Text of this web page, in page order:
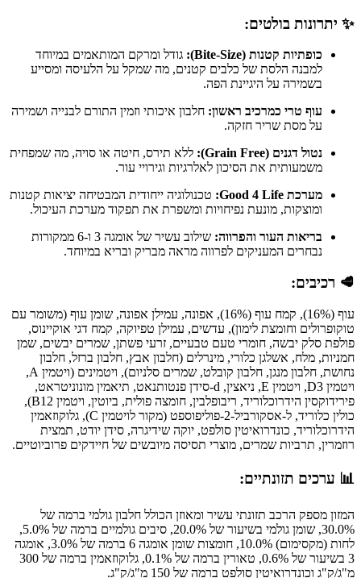
✨ יתרונות בולטים:
כופתיות קטנות (Bite-Size):
גודל ומרקם המותאמים במיוחד
למבנה הלסת של כלבים קטנים, מה שמקל על הלעיסה ומסייע
בשמירה על היגיינת הפה.
עוף טרי כמרכיב ראשון: חלבון איכותי וזמין התורם לבנייה ושמירה
על מסת שריר חזקה.
נטול דגנים (Grain Free):
ללא תירס, חיטה או סויה, מה שמפחית
משמעותית את הסיכון לאלרגיות וגירויי עור.
מערכת Good 4 Life:
טכנולוגיה ייחודית המבטיחה יציאות קטנות
ומוצקות, מונעת נפיחויות ומשפרת את תפקוד מערכת העיכול.
בריאות העור והפרווה:
שילוב עשיר של אומגה 3 ו-6 ממקורות
נבחרים המעניקים לפרווה מראה מבריק ובריא במיוחד.
🥩 רכיבים:
עוף (16%), קמח עוף (16%), אפונה, עמילן אפונה, שומן עוף (משומר עם
טוקופרולים וחומצת לימון), עדשים, עמילן טפיוקה, קמח דגי אוקיינוס,
פולפת סלק יבשה, חומרי טעם טבעיים, זרעי פשתן, שמרים יבשים, שמן
חמניות, מלח, אשלגן כלורי, מינרלים (חלבון אבץ, חלבון ברזל, חלבון
נחושת, חלבון מנגן, חלבון קובלט, שמרים סלניום), ויטמינים (ויטמין A,
ויטמין D3, ויטמין E, ניאצין, d-סידן פנטותנאט, תיאמין מונוניטראט,
פירידוקסין הידרוכלוריד, ריבופלבין, חומצה פולית, ביוטין, ויטמין B12),
כולין כלוריד, ל-אסקורביל-2-פוליפוספט (מקור לויטמין C), גלוקוזאמין
הידרוכלוריד, כונדרואיטין סולפט, יוקה שידיגרה, סידן יודט, תמצית
רוזמרין, תרביות שמרים, מוצרי תסיסה מיובשים של חיידקים פרוביוטיים.
📊 ערכים תזונתיים:
המזון מספק הרכב תזונתי עשיר ומאוזן הכולל חלבון גולמי ברמה של
30.0%, שומן גולמי בשיעור של 20.0%, סיבים גולמיים ברמה של 5.0%,
לחות (מקסימום) 10.0%, חומצות שומן אומגה 6 ברמה של 3.0%, אומגה
3 בשיעור של 0.6%, טאורין ברמה של 0.1%, גלוקוזאמין ברמה של 300
מ"ג/ק"ג וכונדרואיטין סולפט ברמה של 150 מ"ג/ק"ג.